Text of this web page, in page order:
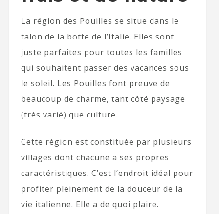
La région des Pouilles se situe dans le
talon de la botte de l’Italie. Elles sont
juste parfaites pour toutes les familles
qui souhaitent passer des vacances sous
le soleil. Les Pouilles font preuve de
beaucoup de charme, tant côté paysage
(très varié) que culture.
Cette région est constituée par plusieurs
villages dont chacune a ses propres
caractéristiques. C’est l’endroit idéal pour
profiter pleinement de la douceur de la
vie italienne. Elle a de quoi plaire.